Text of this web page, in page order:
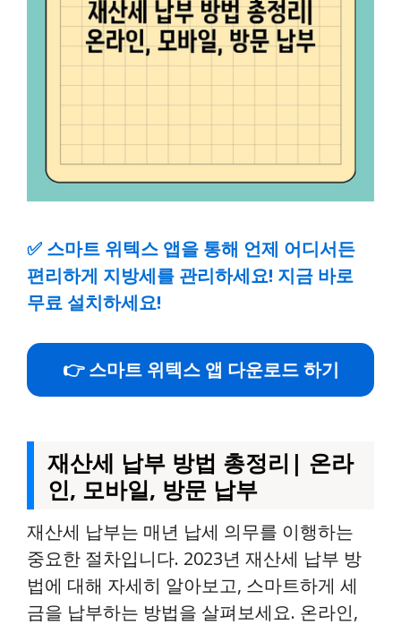
✅ 스마트 위텍스 앱을 통해 언제 어디서든
편리하게 지방세를 관리하세요! 지금 바로
무료 설치하세요!
👉 스마트 위텍스 앱 다운로드 하기
재산세 납부 방법 총정리| 온라
인, 모바일, 방문 납부
재산세 납부는 매년 납세 의무를 이행하는
중요한 절차입니다. 2023년 재산세 납부 방
법에 대해 자세히 알아보고, 스마트하게 세
금을 납부하는 방법을 살펴보세요. 온라인,